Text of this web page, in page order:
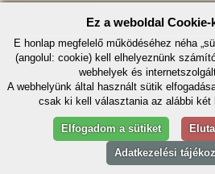
Ez a weboldal Cookie-
E honlap megfelelő működéséhez néha
(angolul: cookie) kell elhelyeznünk
webhelyek és
A webhelyünk által használt sütik
csak ki kell választania az alábbi két
Elfogadom a sütiket
Adatkezelési